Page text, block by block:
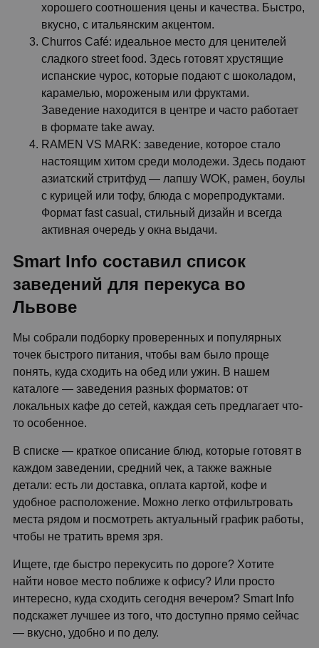
хорошего соотношения цены и качества. Быстро,
вкусно, с итальянским акцентом.
Churros Café: идеальное место для ценителей
сладкого street food. Здесь готовят хрустящие
испанские чурос, которые подают с шоколадом,
карамелью, мороженым или фруктами.
Заведение находится в центре и часто работает
в формате take away.
RAMEN VS MARK: заведение, которое стало
настоящим хитом среди молодежи. Здесь подают
азиатский стритфуд — лапшу WOK, рамен, боулы
с курицей или тофу, блюда с морепродуктами.
Формат fast casual, стильный дизайн и всегда
активная очередь у окна выдачи.
Smart Info составил список
заведений для перекуса во
Львове
Мы собрали подборку проверенных и популярных
точек быстрого питания, чтобы вам было проще
понять, куда сходить на обед или ужин. В нашем
каталоге — заведения разных форматов: от
локальных кафе до сетей, каждая сеть предлагает что-
то особенное.
В списке — краткое описание блюд, которые готовят в
каждом заведении, средний чек, а также важные
детали: есть ли доставка, оплата картой, кофе и
удобное расположение. Можно легко отфильтровать
места рядом и посмотреть актуальный график работы,
чтобы не тратить время зря.
Ищете, где быстро перекусить по дороге? Хотите
найти новое место поближе к офису? Или просто
интересно, куда сходить сегодня вечером? Smart Info
подскажет лучшее из того, что доступно прямо сейчас
— вкусно, удобно и по делу.